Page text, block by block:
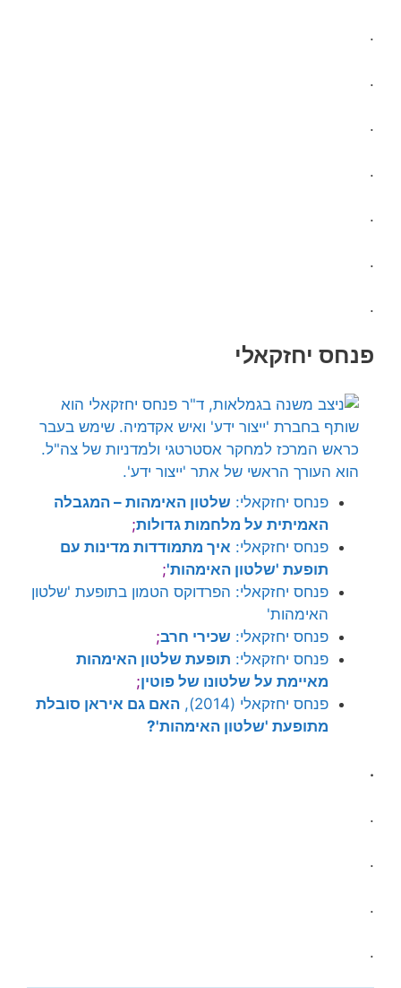
.
.
.
.
.
.
.
פנחס יחזקאלי
פנחס יחזקאלי: שלטון האימהות – המגבלה
האמיתית על מלחמות גדולות;
פנחס יחזקאלי: איך מתמודדות מדינות עם
תופעת 'שלטון האימהות';
פנחס יחזקאלי: הפרדוקס הטמון בתופעת 'שלטון
האימהות'
פנחס יחזקאלי: שכירי חרב;
פנחס יחזקאלי: תופעת שלטון האימהות
מאיימת על שלטונו של פוטין;
פנחס יחזקאלי (2014),
האם גם איראן סובלת
מתופעת 'שלטון האימהות'?
.
.
.
.
.